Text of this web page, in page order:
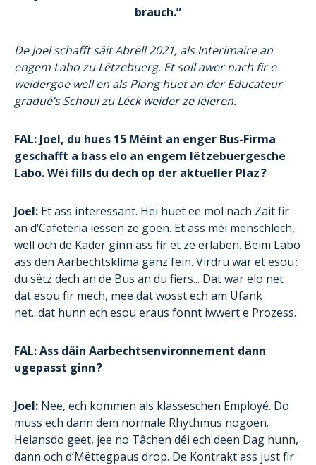
brauch.”
De Joel schafft säit Abrëll 2021, als Interimaire an
engem Labo zu Lëtzebuerg. Et soll awer nach fir e
weidergoe well en als Plang huet an der Educateur
gradué’s Schoul zu Léck weider ze léieren.
FAL: Joel, du hues 15 Méint an enger Bus-Firma
geschafft a bass elo an engem lëtzebuergesche
Labo. Wéi fills du dech op der aktueller Plaz ?
Joel: Et ass interessant. Hei huet ee mol nach Zäit fir
an d‘Cafeteria iessen ze goen. Et ass méi mënschlech,
well och de Kader ginn ass fir et ze erlaben. Beim Labo
ass den Aarbechtsklima ganz fein. Virdru war et esou :
du sëtz dech an de Bus an du fiers... Dat war elo net
dat esou fir mech, mee dat wosst ech am Ufank
net...dat hunn ech esou eraus fonnt iwwert e Prozess.
FAL: Ass däin Aarbechtsenvironnement dann
ugepasst ginn ?
Joel: Nee, ech kommen als klasseschen Employé. Do
muss ech dann dem normale Rhythmus nogoen.
Heiansdo geet, jee no Tâchen déi ech deen Dag hunn,
dann och d’Mëttegpaus drop. De Kontrakt ass just fir